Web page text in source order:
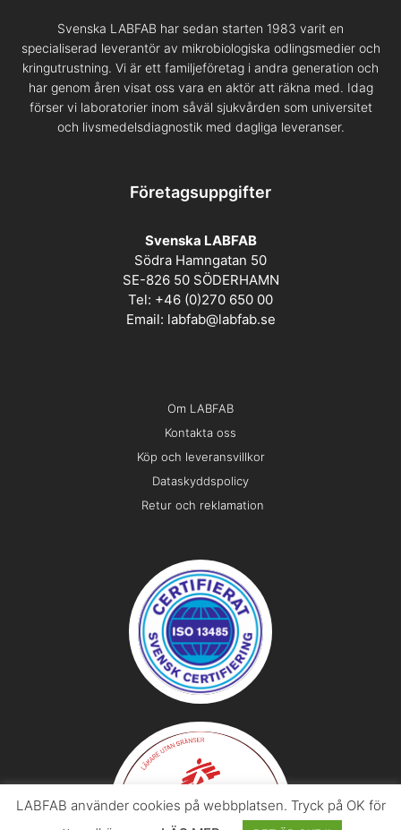
Svenska LABFAB har sedan starten 1983 varit en
specialiserad leverantör av mikrobiologiska odlingsmedier och
kringutrustning. Vi är ett familjeföretag i andra generation och
har genom åren visat oss vara en aktör att räkna med. Idag
förser vi laboratorier inom såväl sjukvården som universitet
och livsmedelsdiagnostik med dagliga leveranser.
Företagsuppgifter
Svenska LABFAB
Södra Hamngatan 50
SE-826 50 SÖDERHAMN
Tel: +46 (0)270 650 00
Email: labfab@labfab.se
Om LABFAB
Kontakta oss
Köp och leveransvillkor
Dataskyddspolicy
Retur och reklamation
LABFAB använder cookies på webbplatsen. Tryck på OK för